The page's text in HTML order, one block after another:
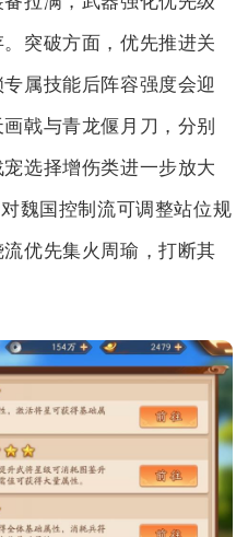
突破方面，优先推进关
属技能后阵容强度会迎
戟与青龙偃月刀，分别
选择增伤类进一步放大
魏国控制流可调整站位规
优先集火周瑜，打断其